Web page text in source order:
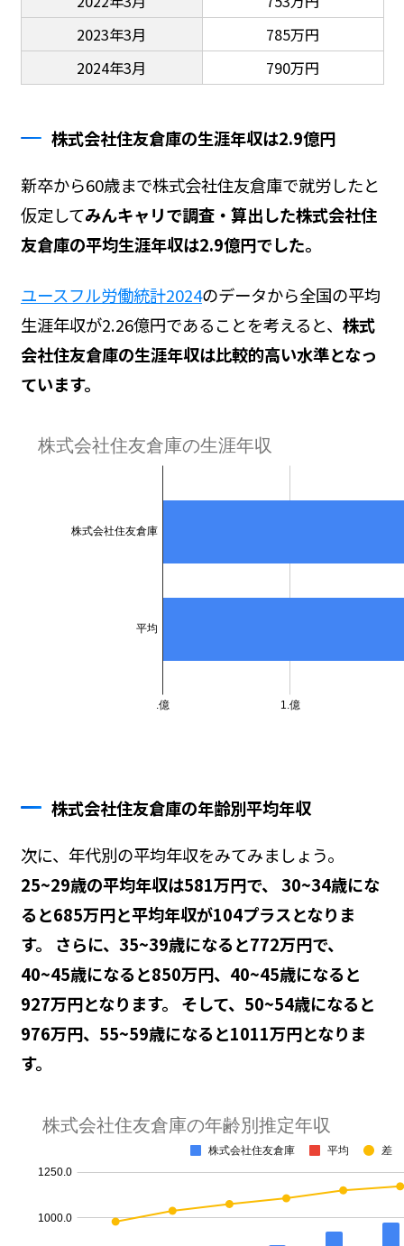
2023年3月
785万円
2024年3月
790万円
株式会社住友倉庫の生涯年収は2.9億円
新卒から60歳まで株式会社住友倉庫で就労したと
仮定してみんキャリで調査・算出した株式会社住
友倉庫の平均生涯年収は2.9億円でした。
ユースフル労働統計2024のデータから全国の平均
生涯年収が2.26億円であることを考えると、 株式
会社住友倉庫の生涯年収は比較的高い水準となっ
ています。
株式会社住友倉庫の年齢別平均年収
次に、年代別の平均年収をみてみましょう。
25~29歳の平均年収は581万円で、 30~34歳にな
ると685万円と平均年収が104プラスとなりま
す。 さらに、35~39歳になると772万円で、
40~45歳になると850万円、40~45歳になると
927万円となります。 そして、50~54歳になると
976万円、55~59歳になると1011万円となりま
す。